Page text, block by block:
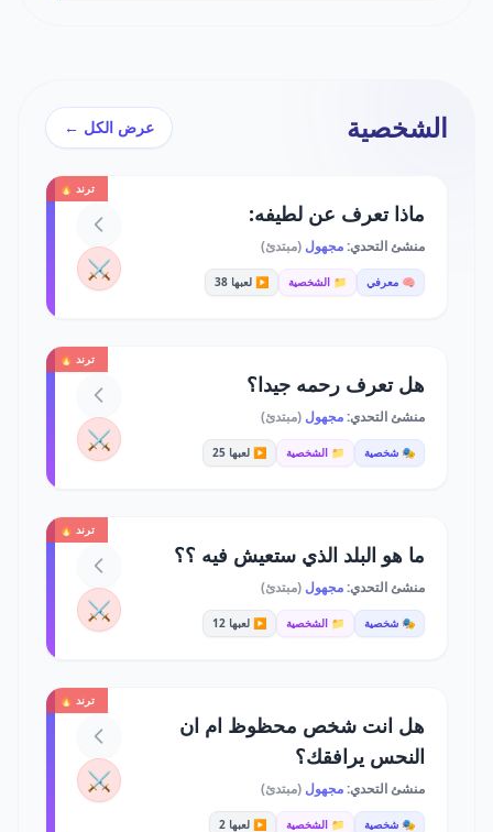
الشخصية عرض الكل ←
ترند 🔥
ماذا تعرف عن لطيفه:
منشئ التحدي:مجهول (مبتدئ)
🧠 معرفي 📁 الشخصية ▶️ لعبها 38 ⚔️
ترند 🔥
هل تعرف رحمه جيدا؟
منشئ التحدي:مجهول (مبتدئ)
🎭 شخصية 📁 الشخصية ▶️ لعبها 25 ⚔️
ترند 🔥
ما هو البلد الذي ستعيش فيه ؟؟
منشئ التحدي:مجهول (مبتدئ)
🎭 شخصية 📁 الشخصية ▶️ لعبها 12 ⚔️
ترند 🔥
هل انت شخص محظوظ ام ان
النحس يرافقك؟
منشئ التحدي:مجهول (مبتدئ)
🎭 شخصية 📁 الشخصية ▶️ لعبها 2
⚔️